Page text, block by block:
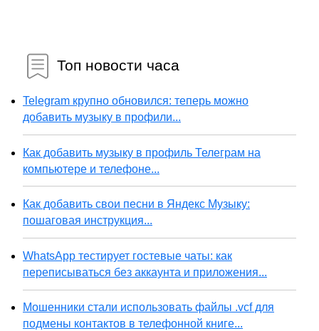
Топ новости часа
Telegram крупно обновился: теперь можно
добавить музыку в профили...
Как добавить музыку в профиль Телеграм на
компьютере и телефоне...
Как добавить свои песни в Яндекс Музыку:
пошаговая инструкция...
WhatsApp тестирует гостевые чаты: как
переписываться без аккаунта и приложения...
Мошенники стали использовать файлы .vcf для
подмены контактов в телефонной книге...